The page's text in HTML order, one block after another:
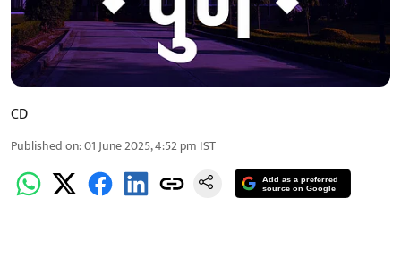
CD
Published on:01 June 2025, 4:52 pm IST
Add as a preferred
source on Google